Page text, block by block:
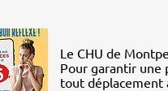
Le CHU de
Pour garantir une
tout déplacement